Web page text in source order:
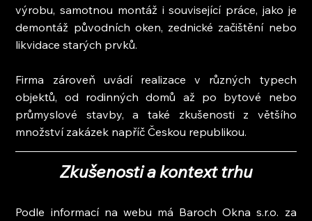
výrobu, samotnou montáž i související práce, jako je
demontáž původních oken, zednické začištění nebo
likvidace starých prvků.
Firma zároveň uvádí realizace v různých typech
objektů, od rodinných domů až po bytové nebo
průmyslové stavby, a také zkušenosti z většího
množství zakázek napříč Českou republikou.
Zkušenosti a kontext trhu
Podle informací na webu má Baroch Okna s.r.o. za